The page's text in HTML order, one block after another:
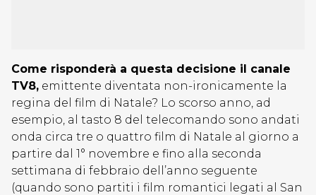
Come risponderà a questa decisione il canale
TV8, emittente diventata non-ironicamente la
regina del film di Natale? Lo scorso anno, ad
esempio, al tasto 8 del telecomando sono andati
onda circa tre o quattro film di Natale al giorno a
partire dal 1° novembre e fino alla seconda
settimana di febbraio dell’anno seguente
(quando sono partiti i film romantici legati al San